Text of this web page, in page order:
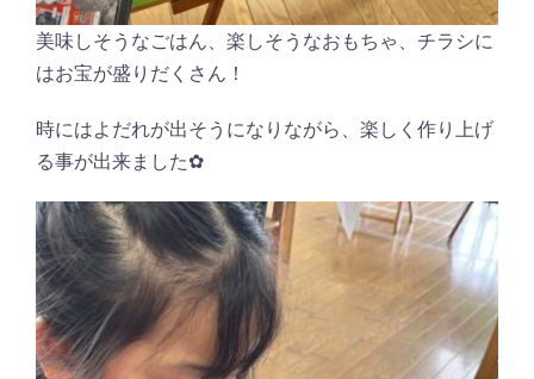
美味しそうなごはん、楽しそうなおもちゃ、チラシに
はお宝が盛りだくさん！
時にはよだれが出そうになりながら、楽しく作り上げ
る事が出来ました✿